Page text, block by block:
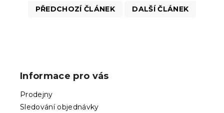
PŘEDCHOZÍ ČLÁNEK DALŠÍ ČLÁNEK
Informace pro vás
Prodejny
Sledování objednávky